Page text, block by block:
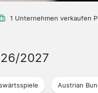
1 Unternehmen verkaufen
2027
Austrian